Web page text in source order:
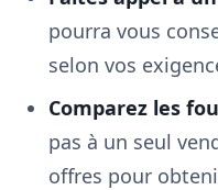
pourra vous
selon vos
Comparez les
pas à un seul
offres pour